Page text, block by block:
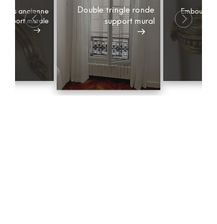
ancienne
murale
Double tringle ronde
support mural
Embout